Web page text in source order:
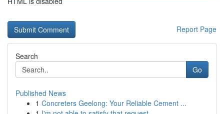
Report Page
Search
Go
Published News
1 Concreters Geelong: Your Reliable Cement ...